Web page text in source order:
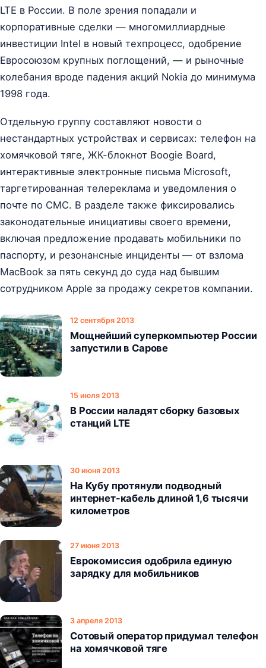
LTE в России. В поле зрения попадали и
корпоративные сделки — многомиллиардные
инвестиции Intel в новый техпроцесс, одобрение
Евросоюзом крупных поглощений, — и рыночные
колебания вроде падения акций Nokia до минимума
1998 года.
Отдельную группу составляют новости о
нестандартных устройствах и сервисах: телефон на
хомячковой тяге, ЖК-блокнот Boogie Board,
интерактивные электронные письма Microsoft,
таргетированная телереклама и уведомления о
почте по СМС. В разделе также фиксировались
законодательные инициативы своего времени,
включая предложение продавать мобильники по
паспорту, и резонансные инциденты — от взлома
MacBook за пять секунд до суда над бывшим
сотрудником Apple за продажу секретов компании.
12 сентября 2013
Мощнейший суперкомпьютер России
запустили в Сарове
15 июля 2013
В России наладят сборку базовых
станций LTE
30 июня 2013
На Кубу протянули подводный
интернет-кабель длиной 1,6 тысячи
километров
27 июня 2013
Еврокомиссия одобрила единую
зарядку для мобильников
3 апреля 2013
Сотовый оператор придумал телефон
на хомячковой тяге